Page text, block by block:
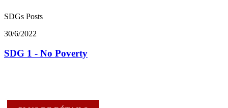
SDGs Posts
30/6/2022
SDG 1 - No Poverty